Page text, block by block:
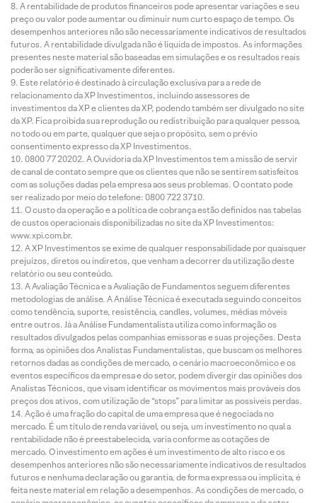
A rentabilidade de produtos financeiros pode apresentar variações e seu
preço ou valor pode aumentar ou diminuir num curto espaço de tempo. Os
desempenhos anteriores não são necessariamente indicativos de resultados
futuros. A rentabilidade divulgada não é líquida de impostos. As informações
presentes neste material são baseadas em simulações e os resultados reais
poderão ser significativamente diferentes.
Este relatório é destinado à circulação exclusiva para a rede de
relacionamento da XP Investimentos, incluindo assessores de
investimentos da XP e clientes da XP, podendo também ser divulgado no site
da XP. Fica proibida sua reprodução ou redistribuição para qualquer pessoa,
no todo ou em parte, qualquer que seja o propósito, sem o prévio
consentimento expresso da XP Investimentos.
0800 77 20202. A Ouvidoria da XP Investimentos tem a missão de servir
de canal de contato sempre que os clientes que não se sentirem satisfeitos
com as soluções dadas pela empresa aos seus problemas. O contato pode
ser realizado por meio do telefone: 0800 722 3710.
O custo da operação e a política de cobrança estão definidos nas tabelas
de custos operacionais disponibilizadas no site da XP Investimentos:
www.xpi.com.br.
A XP Investimentos se exime de qualquer responsabilidade por quaisquer
prejuízos, diretos ou indiretos, que venham a decorrer da utilização deste
relatório ou seu conteúdo.
A Avaliação Técnica e a Avaliação de Fundamentos seguem diferentes
metodologias de análise. A Análise Técnica é executada seguindo conceitos
como tendência, suporte, resistência, candles, volumes, médias móveis
entre outros. Já a Análise Fundamentalista utiliza como informação os
resultados divulgados pelas companhias emissoras e suas projeções. Desta
forma, as opiniões dos Analistas Fundamentalistas, que buscam os melhores
retornos dadas as condições de mercado, o cenário macroeconômico e os
eventos específicos da empresa e do setor, podem divergir das opiniões dos
Analistas Técnicos, que visam identificar os movimentos mais prováveis dos
preços dos ativos, com utilização de “stops” para limitar as possíveis perdas.
Ação é uma fração do capital de uma empresa que é negociada no
mercado. É um título de renda variável, ou seja, um investimento no qual a
rentabilidade não é preestabelecida, varia conforme as cotações de
mercado. O investimento em ações é um investimento de alto risco e os
desempenhos anteriores não são necessariamente indicativos de resultados
futuros e nenhuma declaração ou garantia, de forma expressa ou implícita, é
feita neste material em relação a desempenhos. As condições de mercado, o